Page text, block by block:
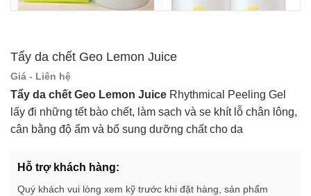
Tẩy da chết Geo Lemon Juice
Giá - Liên hệ
Tẩy da chết Geo Lemon Juice Rhythmical Peeling Gel
lấy đi những tết bào chết, làm sạch và se khít lỗ chân lông,
cân bằng độ ẩm và bổ sung dưỡng chất cho da
Hỗ trợ khách hàng:
Quý khách vui lòng xem kỹ trước khi đặt hàng, sản phẩm